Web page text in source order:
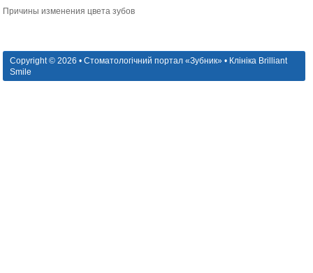
Причины изменения цвета зубов
Copyright © 2026 • Стоматологічний портал «Зубник» • Клініка Brilliant
Smile